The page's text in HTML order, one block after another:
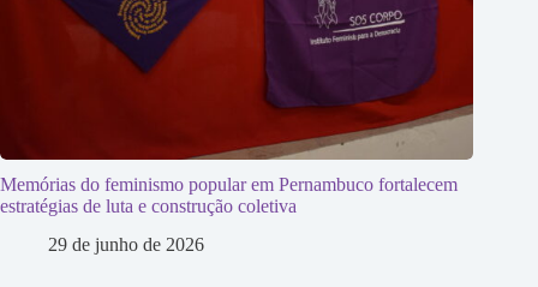
Memórias do feminismo popular em Pernambuco fortalecem
estratégias de luta e construção coletiva
29 de junho de 2026